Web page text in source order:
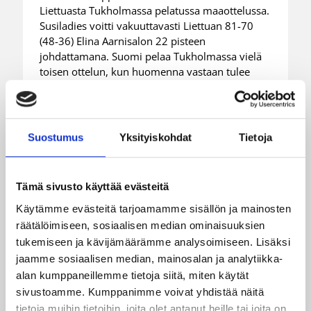
Suostumus Yksityiskohdat Tietoja
Tämä sivusto käyttää evästeitä
Käytämme evästeitä tarjoamamme sisällön ja mainosten
räätälöimiseen, sosiaalisen median ominaisuuksien
tukemiseen ja kävijämäärämme analysoimiseen. Lisäksi
jaamme sosiaalisen median, mainosalan ja analytiikka-
alan kumppaneillemme tietoja siitä, miten käytät
sivustoamme. Kumppanimme voivat yhdistää näitä
tietoja muihin tietoihin, joita olet antanut heille tai joita on
Liettuasta Tukholmassa pelatussa maaottelussa.
Susiladies voitti vakuuttavasti Liettuan 81-70
(48-36) Elina Aarnisalon 22 pisteen
johdattamana. Suomi pelaa Tukholmassa vielä
toisen ottelun, kun huomenna vastaan tulee